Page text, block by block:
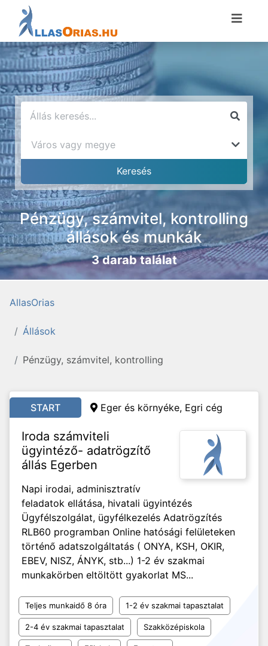
Pénzügy, számvitel, kontrolling
állások és munkák
3 darab találat
AllasOrias
Állások
Pénzügy, számvitel, kontrolling
START Eger és környéke, Egri cég
Iroda számviteli
ügyintéző- adatrögzítő
állás Egerben
Napi irodai, adminisztratív
feladatok ellátása, hivatali ügyintézés
Ügyfélszolgálat, ügyfélkezelés Adatrögzítés
RLB60 programban Online hatósági felületeken
történő adatszolgáltatás ( ONYA, KSH, OKIR,
EBEV, NISZ, ÁNYK, stb...) 1-2 év szakmai
munkakörben eltöltött gyakorlat MS...
Teljes munkaidő 8 óra 1-2 év szakmai tapasztalat
2-4 év szakmai tapasztalat Szakközépiskola